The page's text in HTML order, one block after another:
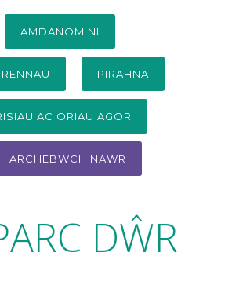
AMDANOM NI
PIRAHNA
AC ORIAU AGOR
ARCHEBWCH NAWR
DŴR